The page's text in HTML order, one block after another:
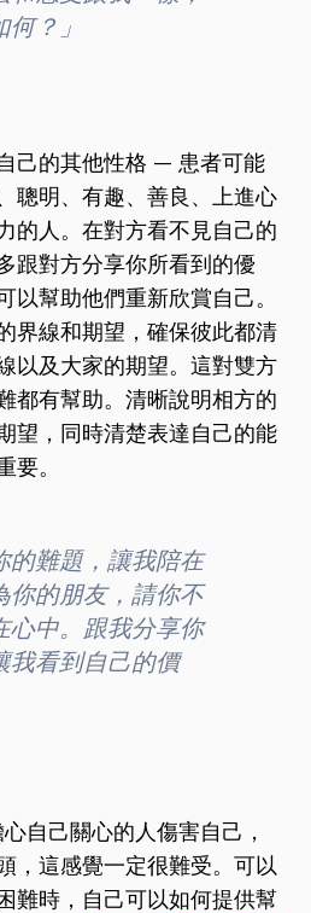
？」
己的其他性格 — 患者可能
聰明、有趣、善良、上進心
的人。在對方看不見自己的
跟對方分享你所看到的優
以幫助他們重新欣賞自己。
界線和期望，確保彼此都清
以及大家的期望。這對雙方
都有幫助。清晰說明相方的
望，同時清楚表達自己的能
要。
的難題，讓我陪在
你的朋友，請你不
心中。跟我分享你
我看到自己的價
自己關心的人傷害自己，
，這感覺一定很難受。可以
難時，自己可以如何提供幫